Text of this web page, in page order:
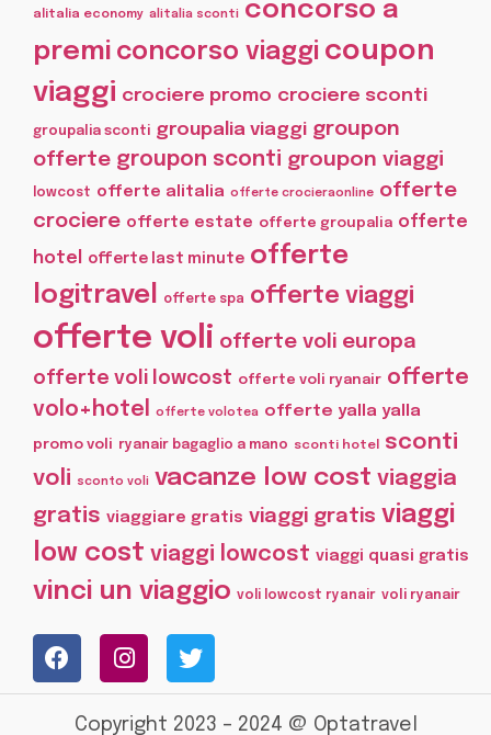
alitalia economy alitalia sconti concorso a
premi concorso viaggi coupon
viaggi crociere promo crociere sconti
groupalia sconti groupalia viaggi groupon
offerte groupon sconti groupon viaggi
lowcost offerte alitalia offerte crocieraonline offerte
crociere offerte estate offerte groupalia offerte
hotel
offerte last minute offerte
logitravel offerte spa offerte viaggi
offerte voli offerte voli europa
offerte voli lowcost offerte voli ryanair offerte
volo+hotel offerte volotea offerte yalla yalla
promo voli ryanair bagaglio a mano sconti hotel
sconti
voli
sconto voli vacanze low cost viaggia
gratis viaggiare gratis viaggi gratis viaggi
low cost viaggi lowcost viaggi quasi gratis
vinci un viaggio voli lowcost ryanair voli ryanair
Copyright 2023 – 2024 @ Optatravel